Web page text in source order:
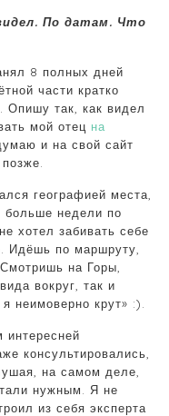
По датам. Что
8 полных дней
части кратко
Опишу так, как видел
мой отец на
и на свой сайт
географией места,
больше недели по
хотел забивать себе
Идёшь по маршруту,
на Горы,
вокруг, так и
неимоверно крут» :).
консультировались,
на самом деле,
нужным. Я не
из себя эксперта